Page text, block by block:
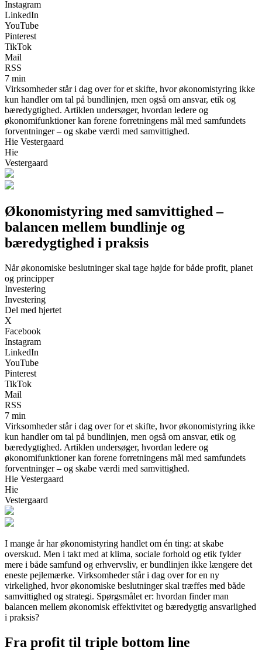
Instagram
LinkedIn
YouTube
Pinterest
TikTok
Mail
RSS
7 min
Virksomheder står i dag over for et skifte, hvor økonomistyring ikke
kun handler om tal på bundlinjen, men også om ansvar, etik og
bæredygtighed. Artiklen undersøger, hvordan ledere og
økonomifunktioner kan forene forretningens mål med samfundets
forventninger – og skabe værdi med samvittighed.
Hie Vestergaard
Hie
Vestergaard
Økonomistyring med samvittighed –
balancen mellem bundlinje og
bæredygtighed i praksis
Når økonomiske beslutninger skal tage højde for både profit, planet
og principper
Investering
Investering
Del med hjertet
X
Facebook
Instagram
LinkedIn
YouTube
Pinterest
TikTok
Mail
RSS
7 min
Virksomheder står i dag over for et skifte, hvor økonomistyring ikke
kun handler om tal på bundlinjen, men også om ansvar, etik og
bæredygtighed. Artiklen undersøger, hvordan ledere og
økonomifunktioner kan forene forretningens mål med samfundets
forventninger – og skabe værdi med samvittighed.
Hie Vestergaard
Hie
Vestergaard
I mange år har økonomistyring handlet om én ting: at skabe
overskud. Men i takt med at klima, sociale forhold og etik fylder
mere i både samfund og erhvervsliv, er bundlinjen ikke længere det
eneste pejlemærke. Virksomheder står i dag over for en ny
virkelighed, hvor økonomiske beslutninger skal træffes med både
samvittighed og strategi. Spørgsmålet er: hvordan finder man
balancen mellem økonomisk effektivitet og bæredygtig ansvarlighed
i praksis?
Fra profit til triple bottom line